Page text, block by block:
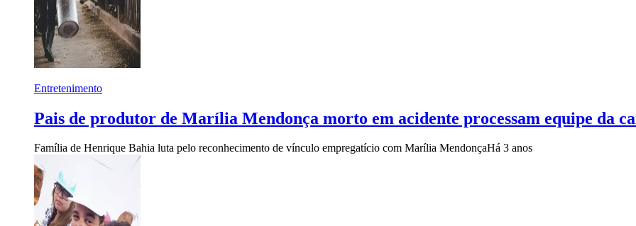
Entretenimento
Pais de produtor de Marília Mendonça morto em acidente processam equipe da
Família de Henrique Bahia luta pelo reconhecimento de vínculo empregatício com Marília MendonçaHá 3 anos